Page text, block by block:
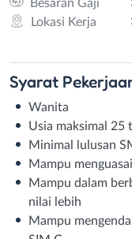
Besaran Gaji
Lokasi Kerja
:
Syarat
Wanita
Usia maksimal 25
Minimal lulusan
Mampu
Mampu dalam
nilai lebih
Mampu